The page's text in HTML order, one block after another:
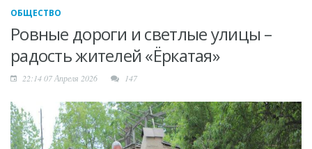
обновлению:
преображаются
проблемные махалли
трибунах
Точки роста
Нарынского района
ОБЩЕСТВО
Ровные дороги и светлые улицы –
радость жителей «Ёркатая»
22:14 07 Апреля 2026 147